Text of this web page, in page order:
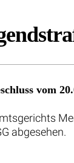
vom
abgesehen.